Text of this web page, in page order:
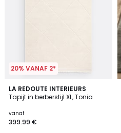
20% VANAF 2*
LA REDOUTE INTERIEURS
Tapijt in berberstijl XL, Tonia
vanaf
399.99 €
4.7
/ 5